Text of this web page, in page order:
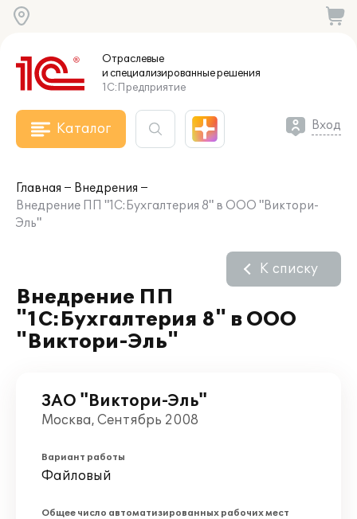
Отраслевые
и специализированныерешения
1С:Предприятие
Каталог Вход
Главная
Внедрения
Внедрение ПП "1С:Бухгалтерия 8" в ООО "Виктори-
Эль"
Внедрение ПП
"1С:Бухгалтерия 8" в ООО
"Виктори-Эль"
К списку
ЗАО "Виктори-Эль"
Москва, Сентябрь 2008
Вариант работы
Файловый
Общее число автоматизированных рабочих мест